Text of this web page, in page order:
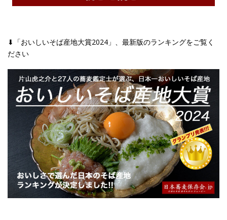
⬇︎「おいしいそば産地大賞2024」、最新版のランキングをご覧く
ださい